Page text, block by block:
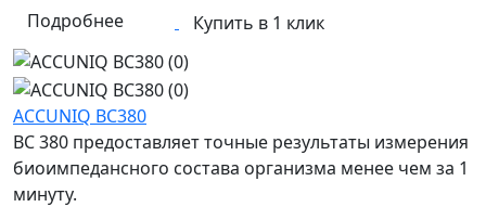
Подробнее
Купить в 1 клик
ACCUNIQ BC380
BC 380 предоставляет точные результаты измерения
биоимпедансного состава организма менее чем за 1
минуту.